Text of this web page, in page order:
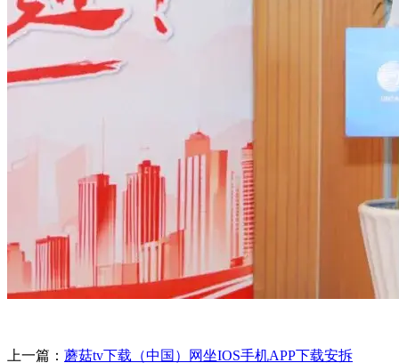
上一篇： 蘑菇tv下载（中国）网坐IOS手机APP下载安拆